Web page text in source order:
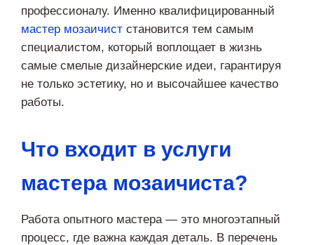
профессионалу. Именно квалифицированный
мастер мозаичист становится тем самым
специалистом, который воплощает в жизнь
самые смелые дизайнерские идеи, гарантируя
не только эстетику, но и высочайшее качество
работы.
Что входит в услуги
мастера мозаичиста?
Работа опытного мастера — это многоэтапный
процесс, где важна каждая деталь. В перечень